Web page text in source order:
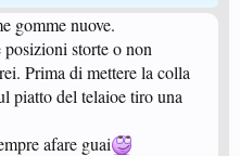
gomme nuove.
storte o non
Prima di mettere la colla
piatto del telaioe tiro una
afare guai